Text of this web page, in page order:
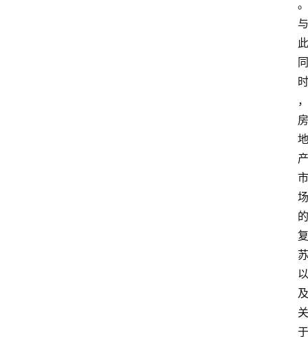
。
与
此
同
时
，
房
地
产
市
场
的
复
苏
以
及
关
于